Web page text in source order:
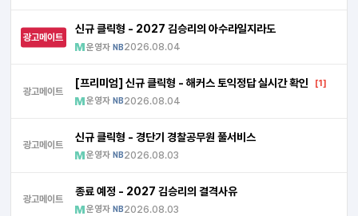
광고메이트
신규 클릭형 - 2027 김승리의 아수라일지라도
운영자 NB2026.08.04
광고메이트
[프리미엄] 신규 클릭형 - 해커스 토익정답 실시간 확인
[1]
운영자 NB2026.08.04
광고메이트
신규 클릭형 - 경단기 경찰공무원 풀서비스
운영자 NB2026.08.03
광고메이트
종료 예정 - 2027 김승리의 결격사유
운영자 NB2026.08.03